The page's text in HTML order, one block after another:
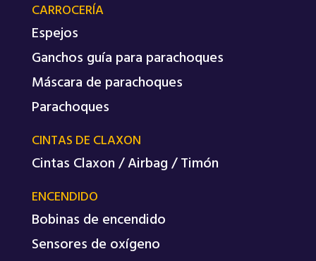
CARROCERÍA
Espejos
Ganchos guía para parachoques
Máscara de parachoques
Parachoques
CINTAS DE CLAXON
Cintas Claxon / Airbag / Timón
ENCENDIDO
Bobinas de encendido
Sensores de oxígeno